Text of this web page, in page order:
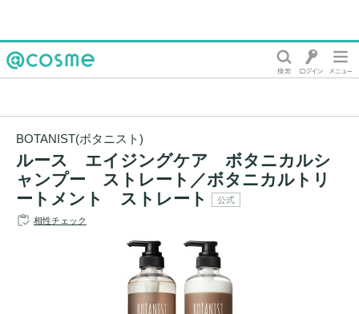
BOTANIST(ボタニスト)
ルース エイジングケア ボタニカルシ
ャンプー ストレート／ボタニカルトリ
ートメント ストレート
公式
相性チェック